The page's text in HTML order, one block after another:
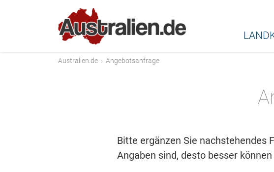
Australien.de › Angebotsanfrage
Bitte ergänzen Sie nachstehendes
Angaben sind, desto besser